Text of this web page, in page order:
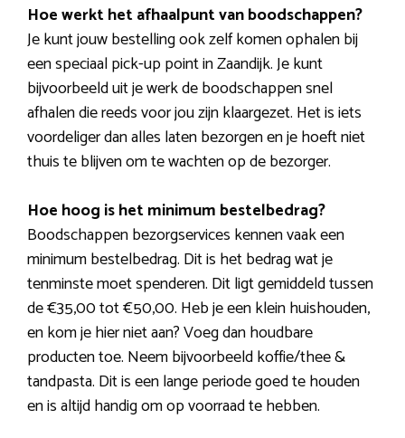
Hoe werkt het afhaalpunt van boodschappen?
Je kunt jouw bestelling ook zelf komen ophalen bij
een speciaal pick-up point in Zaandijk. Je kunt
bijvoorbeeld uit je werk de boodschappen snel
afhalen die reeds voor jou zijn klaargezet. Het is iets
voordeliger dan alles laten bezorgen en je hoeft niet
thuis te blijven om te wachten op de bezorger.
Hoe hoog is het minimum bestelbedrag?
Boodschappen bezorgservices kennen vaak een
minimum bestelbedrag. Dit is het bedrag wat je
tenminste moet spenderen. Dit ligt gemiddeld tussen
de €35,00 tot €50,00. Heb je een klein huishouden,
en kom je hier niet aan? Voeg dan houdbare
producten toe. Neem bijvoorbeeld koffie/thee &
tandpasta. Dit is een lange periode goed te houden
en is altijd handig om op voorraad te hebben.